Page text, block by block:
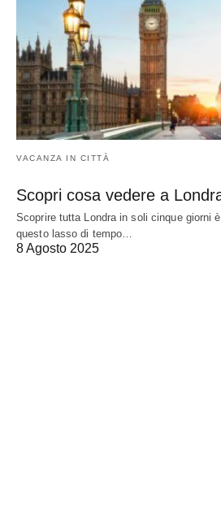
VACANZA IN CITTÀ
Scopri cosa vedere a
Scoprire tutta Londra in soli cinque giorni
questo lasso di tempo…
8 Agosto 2025